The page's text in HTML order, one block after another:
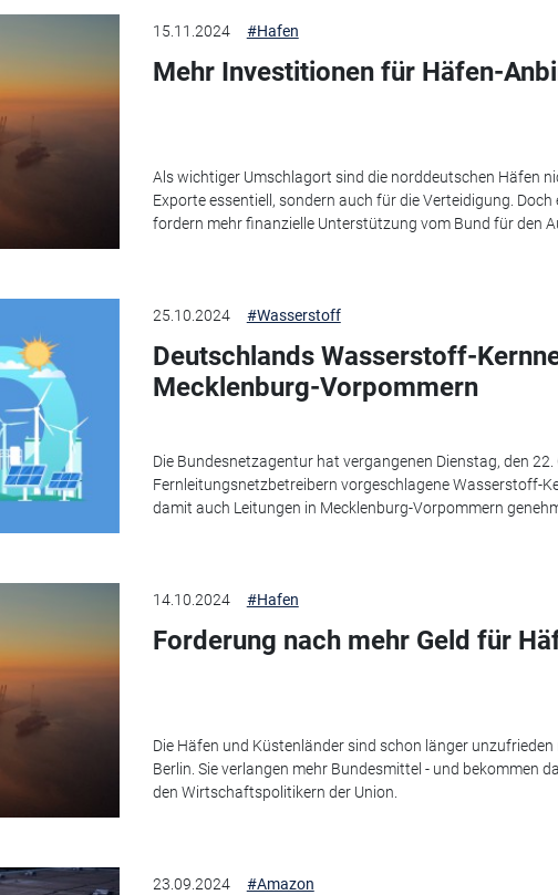
15.11.2024 #Hafen
Mehr Investitionen für Häfen-
Als wichtiger Umschlagort sind die norddeutschen Häfen
Exporte essentiell, sondern auch für die Verteidigung. Doch
fordern mehr finanzielle Unterstützung vom Bund für den
25.10.2024 #Wasserstoff
Deutschlands Wasserstoff-
Mecklenburg-Vorpommern
Die Bundesnetzagentur hat vergangenen Dienstag, den 22.
Fernleitungsnetzbetreibern vorgeschlagene Wasserstoff-
damit auch Leitungen in Mecklenburg-Vorpommern
14.10.2024 #Hafen
Forderung nach mehr Geld für
Die Häfen und Küstenländer sind schon länger
Berlin. Sie verlangen mehr Bundesmittel - und bekommen
den Wirtschaftspolitikern der Union.
23.09.2024 #Amazon